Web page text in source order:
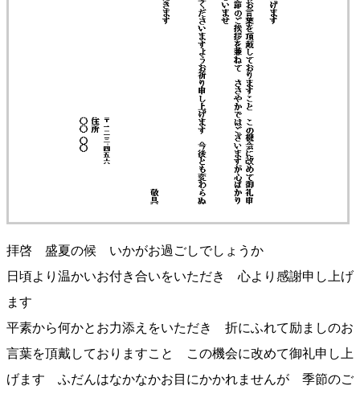
拝啓 盛夏の候 いかがお過ごしでしょうか
日頃より温かいお付き合いをいただき 心より感謝申し上げ
ます
平素から何かとお力添えをいただき 折にふれて励ましのお
言葉を頂戴しておりますこと この機会に改めて御礼申し上
げます ふだんはなかなかお目にかかれませんが 季節のご